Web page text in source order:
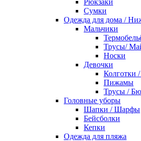
Сумки
Одежда для дома /
Мальчики
Трусы/
Носки
Девочки
Колготки
Пижамы
Трусы /
Головные уборы
Шапки / Шарфы
Бейсболки
Кепки
Одежда для пляжа